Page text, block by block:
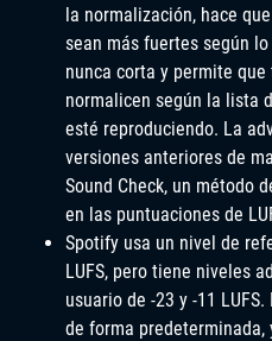
la normalización, hace
sean más fuertes según
nunca corta y permite
normalicen según la lista
esté reproduciendo. La
versiones anteriores de
Sound Check, un método
en las puntuaciones de
Spotify usa un nivel de
LUFS, pero tiene niveles
usuario de -23 y -11
de forma